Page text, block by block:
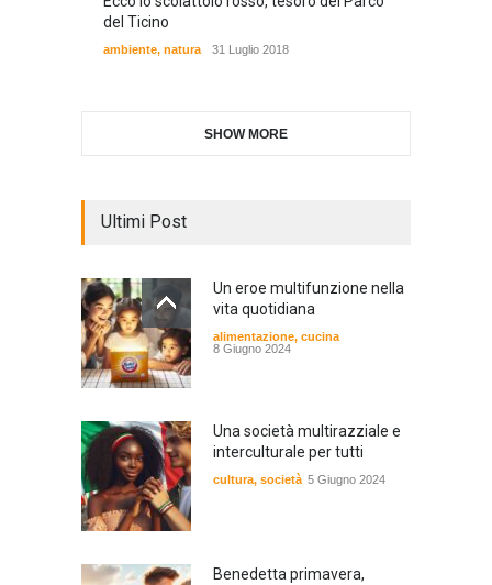
del Ticino
ambiente, natura 31 Luglio 2018
SHOW MORE
Ultimi Post
Un eroe multifunzione nella
vita quotidiana
alimentazione, cucina
8 Giugno 2024
Una società multirazziale e
interculturale per tutti
cultura, società 5 Giugno 2024
Benedetta primavera,